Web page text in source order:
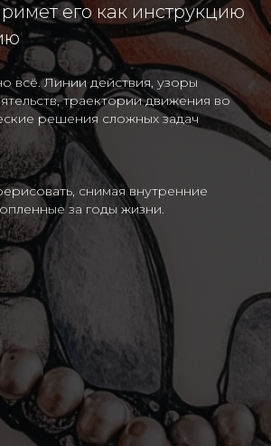
его как инструкцию
всё. Линии действия, узоры
траектории движения во
решения сложных задач
снимая внутренние
за годы жизни.